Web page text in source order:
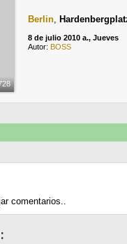
Berlin,
8 de julio 2010 a., Jueves
Autor: BOSS
comentarios..